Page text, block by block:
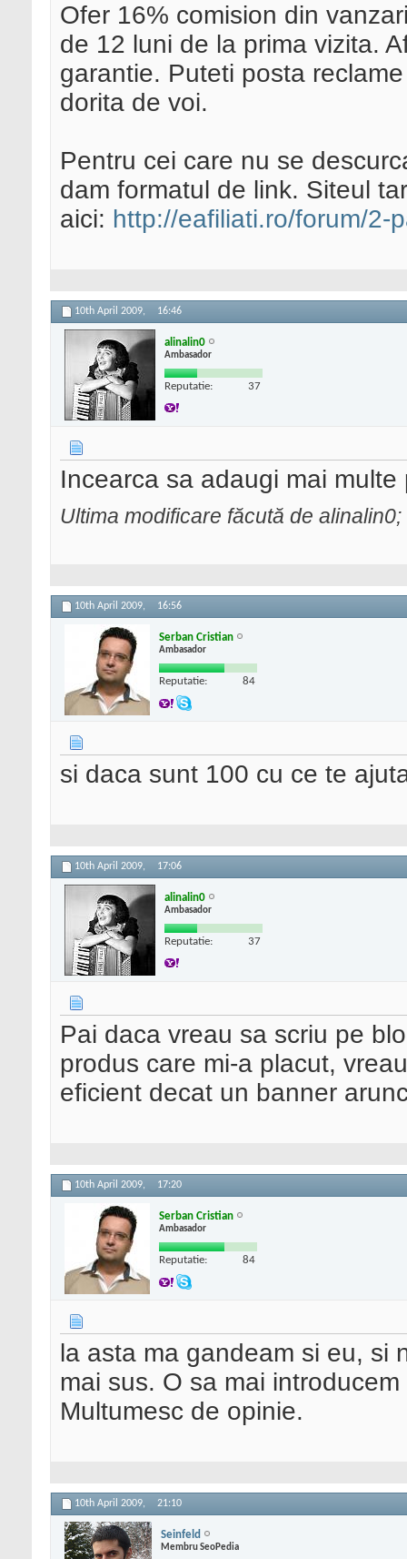
Ofer 16% comision din
de 12 luni de la prima vizita.
garantie. Puteti posta
dorita de voi.
Pentru cei care nu se
dam formatul de link. Siteul
aici: http://eafiliati.ro/forum/2-
10th April 2009, 16:46
alinalin0
Ambasador
Reputatie: 37
Incearca sa adaugi mai
Ultima modificare făcută de
10th April 2009, 16:56
Serban Cristian
Ambasador
Reputatie: 84
si daca sunt 100 cu ce te
10th April 2009, 17:06
alinalin0
Ambasador
Reputatie: 37
Pai daca vreau sa scriu pe
produs care mi-a placut,
eficient decat un banner
10th April 2009, 17:20
Serban Cristian
Ambasador
Reputatie: 84
la asta ma gandeam si eu, si
mai sus. O sa mai
Multumesc de opinie.
10th April 2009, 21:10
Seinfeld
Membru SeoPedia